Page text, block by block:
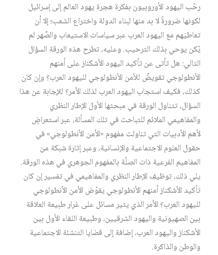
رحّب اليهود الأوروبيون بفكرة هجرة يهود العالم إلى إسرائيل
لكونها ضرورةً لا بد منها لبناء الدولة واختراع الشعب؛ إلا أن
تعاطيَهم مع اليهود العرب عبر سياسات الاستيعاب والصَّهر لم
يُكن يوحي بذلك الترحيب. وعليه، تطرح هذه الورقة السؤال
التالي: هل تأتى عن تأكيد اليهود الأشكناز على أمنهم
الأنطولوجي تقويضٌ للأمن الأنطولوجي لليهود العرب؟ وإن كان
كذلك، فكيف استجاب اليهود العرب لذلك الأمر؟ للإجابة عن هذا
السؤال، تتناول الورقة في مبحثها الأول الإطار النظري
والمفاهيمي الملائم للتباحث في تلك المسألة، عبر استعراضٍ
لأهم الأدبيات التي تناولت مفهوم «الأمن الأنطولوجي» في
حقول العلوم الاجتماعية والإنسانية، وعبر إثارة شبكة من
المفاهيم الفرعية ذات الصلّة بالمفهوم الجوهري في هذه الورقة.
يلي ذلك، توظيف الإطار النظري والمفاهيمي في تفسير إن كان
تأكيد الأشكناز أمنهم الأنطولوجي يقوّض الأمن الأنطولوجي
لليهود العرب؟ الأمر الذي يثير مسائل على غرار طبيعة العلاقة
بين الصهيونية واليهود الشرقيين، وطبيعة اللقاء الأول بين
الأشكناز واليهود العرب، إضافة إلى قضايا التنشئة الاجتماعية
والوطن والذاكرة.